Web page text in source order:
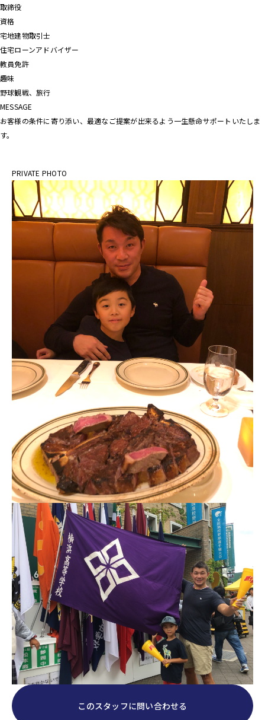
取締役
資格
宅地建物取引士
住宅ローンアドバイザー
教員免許
趣味
野球観戦、旅行
MESSAGE
お客様の条件に寄り添い、最適なご提案が出来るよう一生懸命サポートいたしま
す。
PRIVATE PHOTO
このスタッフに問い合わせる